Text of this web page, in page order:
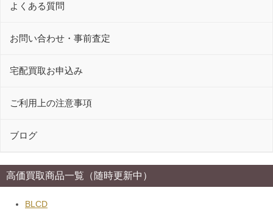
よくある質問
お問い合わせ・事前査定
宅配買取お申込み
ご利用上の注意事項
ブログ
高価買取商品一覧（随時更新中）
BLCD